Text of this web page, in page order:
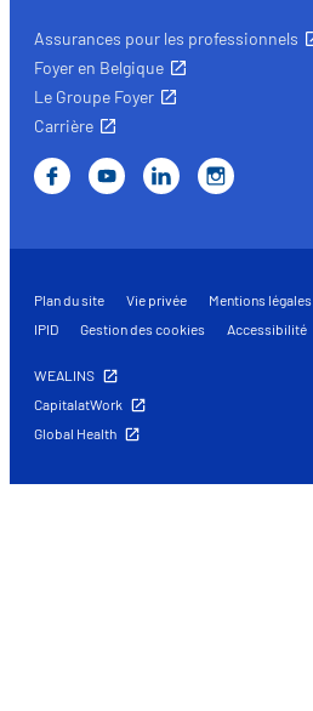
Assurances pour les professionnels
Foyer en Belgique
Le Groupe Foyer
Carrière
Plan du site Vie privée Mentions légales
IPID
Gestion des cookies Accessibilité
WEALINS
CapitalatWork
Global Health